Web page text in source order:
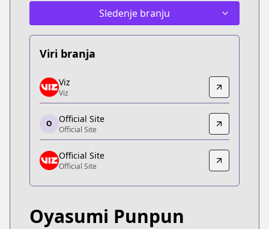
Sledenje branju
Viri branja
Viz
Viz
https://www.viz.com/vizmanga/chapters/
Official Site
Official Site
https://shogakukan-comic.jp/
Official Site
Viz
Viz
O Official Site
Official Site
Official Site
Official Site
Oyasumi Punpun